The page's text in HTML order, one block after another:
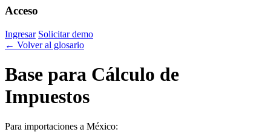
Acceso
Ingresar Solicitar demo
← Volver al glosario
Base para Cálculo de
Impuestos
Para importaciones a México: